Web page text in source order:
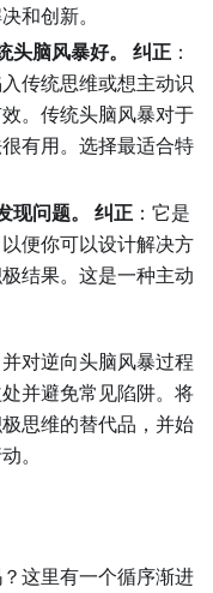
和创新。
脑风暴好。
纠正 ：
传统思维或想主动识
。传统头脑风暴对于
有用。选择最适合特
问题。
纠正 ：它是
便你可以设计解决方
结果。这是一种主动
对逆向头脑风暴过程
并避免常见陷阱。将
思维的替代品，并始
。
这里有一个循序渐进